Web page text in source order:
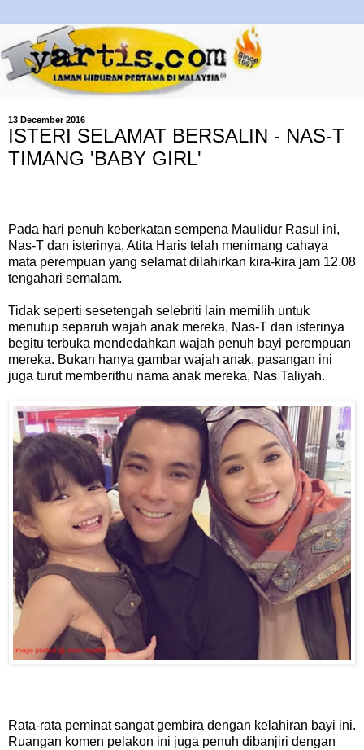
13 December 2016
ISTERI SELAMAT BERSALIN - NAS-T
TIMANG 'BABY GIRL'
Pada hari penuh keberkatan sempena Maulidur Rasul ini,
Nas-T dan isterinya, Atita Haris telah menimang cahaya
mata perempuan yang selamat dilahirkan kira-kira jam 12.08
tengahari semalam.
Tidak seperti sesetengah selebriti lain memilih untuk
menutup separuh wajah anak mereka, Nas-T dan isterinya
begitu terbuka mendedahkan wajah penuh bayi perempuan
mereka. Bukan hanya gambar wajah anak, pasangan ini
juga turut memberithu nama anak mereka, Nas Taliyah.
Rata-rata peminat sangat gembira dengan kelahiran bayi ini.
Ruangan komen pelakon ini juga penuh dibanjiri dengan